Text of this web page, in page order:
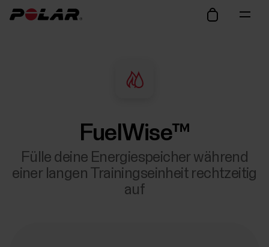
FuelWise™
Fülle deine Energiespeicher während
einer langen Trainingseinheit rechtzeitig
auf